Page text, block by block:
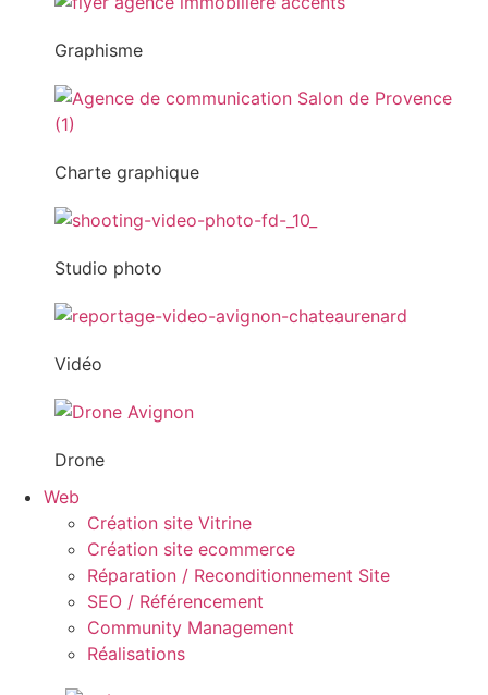
Graphisme
Charte graphique
Studio photo
Vidéo
Drone
Web
Création site Vitrine
Création site ecommerce
Réparation / Reconditionnement Site
SEO / Référencement
Community Management
Réalisations